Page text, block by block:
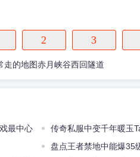
2 3
的地图赤月峡谷西回隧道
最中心
传奇私服中变千年暖玉
盘点王者禁地中能爆35